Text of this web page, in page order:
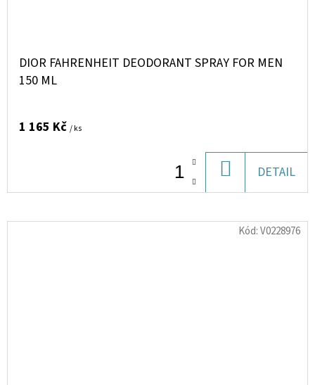
DIOR FAHRENHEIT DEODORANT SPRAY FOR MEN
150 ML
1 165 Kč / ks
KOŠÍKU
DETAIL
Kód:V0228976